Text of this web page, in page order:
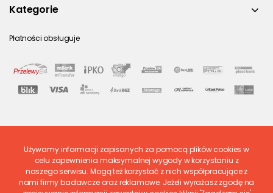
Kategorie
Płatności obsługuje
Ostatnio ocenione
Używamy informacji zapisanych za pomocą plików cookies w
celu zapewnienia maksymalnej wygody w korzystaniu z
naszego serwisu. Mogą też korzystać z nich współpracujące z
nami firmy badawcze oraz reklamowe. Jeżeli wyrażasz zgodę na